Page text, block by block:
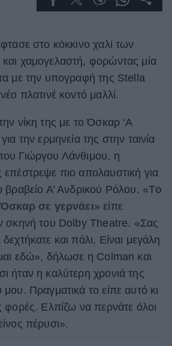
στο κόκκινο χαλί των
χαμογελαστή, φορώντας μία
με την υπογραφή της Stella
πλατινέ κοντό μαλλί.
νίκη της με το Όσκαρ ‘Α
την ερμηνεία της στην ταινία
Γιώργου Λάνθιμου, η
πιο απολαυστική για
βραβείο Α’ Ανδρικού Ρόλου. «Το
Όσκαρ σε γερνάει» είπε
σκηνή του Dolby Theatre. «Σας
και πάλι. Είναι μεγάλη
εδώ», δήλωσε η Colman και
ήταν η καλύτερη χρονιά της
Πραγματικά το είπε αυτό κι
φορές. Ελπίζω να περνάτε όλοι
πέρυσι».